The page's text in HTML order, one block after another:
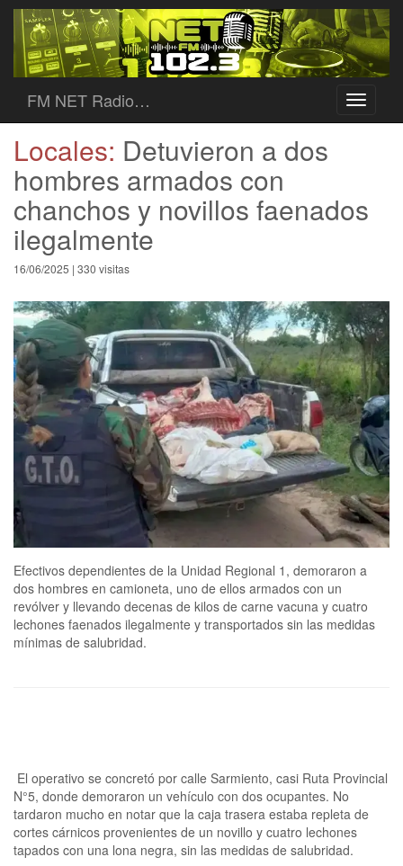
Toggle
FM NET Radio…
Locales: Detuvieron a dos
hombres armados con
chanchos y novillos faenados
ilegalmente
16/06/2025 | 330 visitas
Efectivos dependientes de la Unidad Regional 1, demoraron a
dos hombres en camioneta, uno de ellos armados con un
revólver y llevando decenas de kilos de carne vacuna y cuatro
lechones faenados ilegalmente y transportados sin las medidas
mínimas de salubridad.
El operativo se concretó por calle Sarmiento, casi Ruta Provincial
N°5, donde demoraron un vehículo con dos ocupantes. No
tardaron mucho en notar que la caja trasera estaba repleta de
cortes cárnicos provenientes de un novillo y cuatro lechones
tapados con una lona negra, sin las medidas de salubridad.